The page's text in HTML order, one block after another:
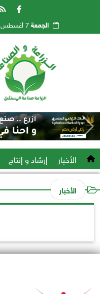
الجمعة
الأخبار إرشاد و إنتاج
الأخبار